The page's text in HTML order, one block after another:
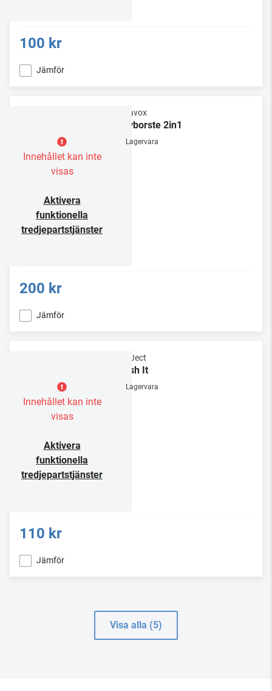
100 kr
Jämför
Innehållet kan inte
visas
Aktivera
funktionella
tredjepartstjänster
Dynavox
Skivborste 2in1
Lagervara
200 kr
Jämför
Innehållet kan inte
visas
Aktivera
funktionella
tredjepartstjänster
Pro-Ject
Brush It
Lagervara
110 kr
Jämför
Visa alla (5)